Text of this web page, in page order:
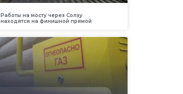
Работы на мосту через Солзу
находятся на финишной прямой